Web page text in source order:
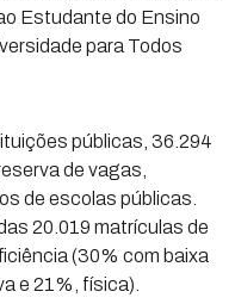
Estudante do Ensino
para Todos
públicas, 36.294
de vagas,
de escolas públicas.
20.019 matrículas de
(30% com baixa
e 21%, física).